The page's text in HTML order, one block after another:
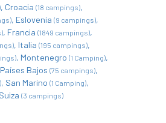
Croacia (18 campings)
Eslovenia (9 campings)
Francia (1849 campings)
Italia (195 campings)
Montenegro (1 Camping)
Países Bajos (75 campings)
San Marino (1 Camping)
Suiza (3 campings)